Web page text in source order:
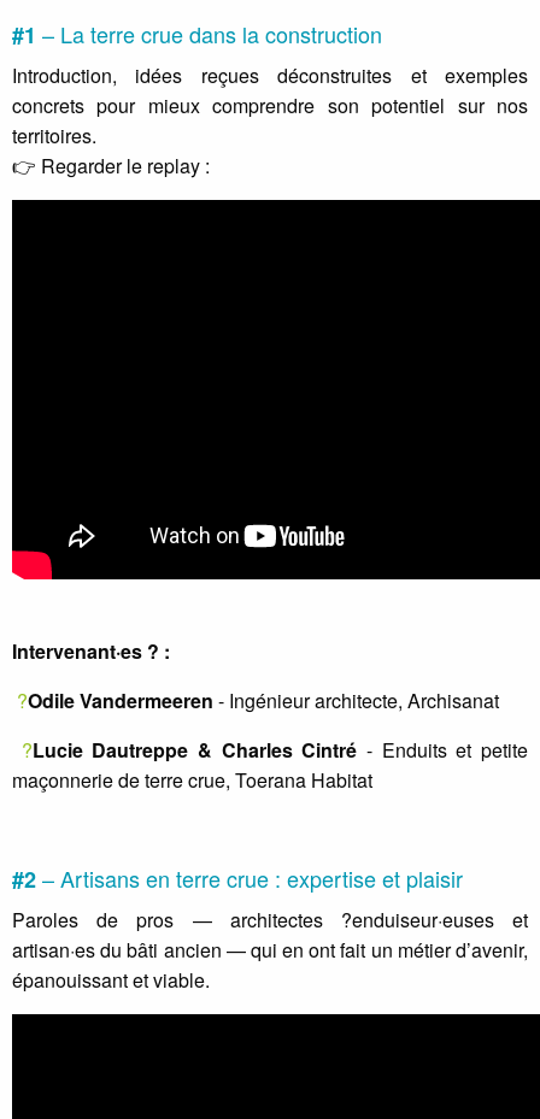
#1 – La terre crue dans la construction
Introduction, idées reçues déconstruites et exemples
concrets pour mieux comprendre son potentiel sur nos
territoires.
👉 Regarder le replay :
Intervenant·es ? :
?Odile Vandermeeren - Ingénieur architecte, Archisanat
?Lucie Dautreppe & Charles Cintré - Enduits et petite
maçonnerie de terre crue, Toerana Habitat
#2– Artisans en terre crue : expertise et plaisir
Paroles de pros — architectes ?enduiseur·euses et
artisan·es du bâti ancien — qui en ont fait un métier d’avenir,
épanouissant et viable.